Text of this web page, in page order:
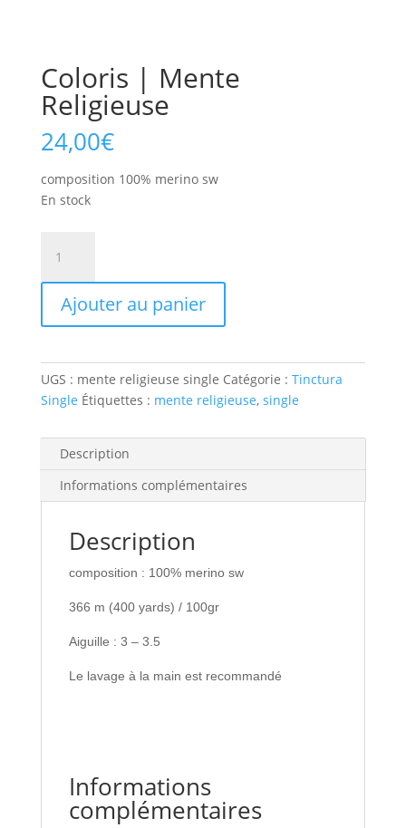
Coloris | Mente
Religieuse
24,00€
composition 100% merino sw
En stock
Coloris
Mente
Ajouter au panier
UGS : mente religieuse single Catégorie : Tinctura
Single Étiquettes : mente religieuse, single
Description
Informations complémentaires
Description
composition : 100% merino sw
366 m (400 yards) / 100gr
Aiguille : 3 – 3.5
Le lavage à la main est recommandé
Informations
complémentaires